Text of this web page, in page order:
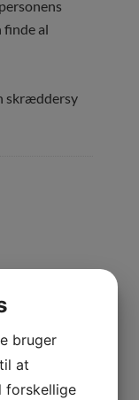
finde al
skræddersy
bruger
at
forskellige